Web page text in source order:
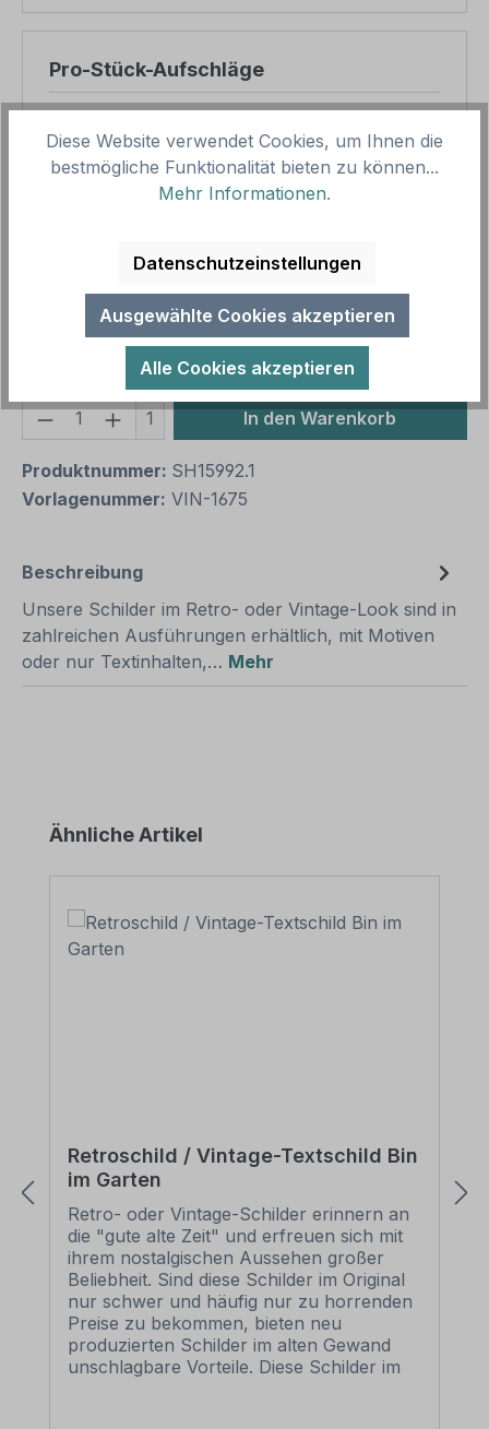
Pro-Stück-Aufschläge
Zwischensumme
14,40 €
Gesamtpreis
Preise inkl. MwSt. zzgl. Versandkosten
Aufgrund von Neuberechnungen im Warenkorb sind
abweichende Endpreise möglich.
Produkt Anzahl: Gib den gewünschten
1 In den Warenkorb
Produktnummer: SH15992.1
Vorlagenummer: VIN-1675
Beschreibung
Unsere Schilder im Retro- oder Vintage-Look sind in
zahlreichen Ausführungen erhältlich, mit Motiven
oder nur Textinhalten,… Mehr
Produktgalerie überspringen
Ähnliche Artikel
Retroschild / Vintage-Textschild Bin
im Garten
Retro- oder Vintage-Schilder erinnern an
die "gute alte Zeit" und erfreuen sich mit
ihrem nostalgischen Aussehen großer
Beliebheit. Sind diese Schilder im Original
nur schwer und häufig nur zu horrenden
Preise zu bekommen, bieten neu
produzierten Schilder im alten Gewand
unschlagbare Vorteile. Diese Schilder im
Diese Website verwendet Cookies, um Ihnen die
bestmögliche Funktionalität bieten zu können...
Mehr Informationen.
Datenschutzeinstellungen
Ausgewählte Cookies akzeptieren
Alle Cookies akzeptieren